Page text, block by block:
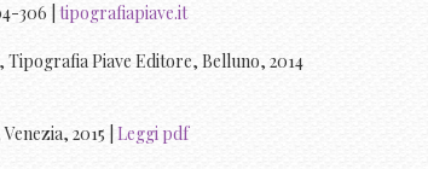
306 | tipografiapiave.it
, Tipografia Piave Editore, Belluno, 2014
2015 | Leggi pdf